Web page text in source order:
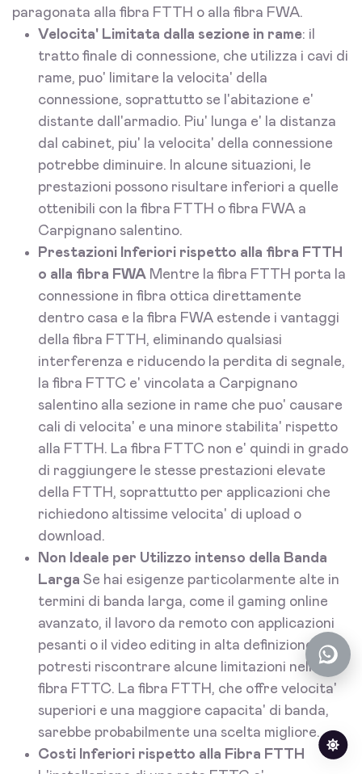
paragonata alla fibra FTTH o alla fibra FWA.
Velocita' Limitata dalla sezione in rame: il
tratto finale di connessione, che utilizza i cavi di
rame, puo' limitare la velocita' della
connessione, soprattutto se l'abitazione e'
distante dall'armadio. Piu' lunga e' la distanza
dal cabinet, piu' la velocita' della connessione
potrebbe diminuire. In alcune situazioni, le
prestazioni possono risultare inferiori a quelle
ottenibili con la fibra FTTH o fibra FWA a
Carpignano salentino.
Prestazioni Inferiori rispetto alla fibra FTTH
o alla fibra FWA Mentre la fibra FTTH porta la
connessione in fibra ottica direttamente
dentro casa e la fibra FWA estende i vantaggi
della fibra FTTH, eliminando qualsiasi
interferenza e riducendo la perdita di segnale,
la fibra FTTC e' vincolata a Carpignano
salentino alla sezione in rame che puo' causare
cali di velocita' e una minore stabilita' rispetto
alla FTTH. La fibra FTTC non e' quindi in grado
di raggiungere le stesse prestazioni elevate
della FTTH, soprattutto per applicazioni che
richiedono altissime velocita' di upload o
download.
Non Ideale per Utilizzo intenso della Banda
Larga Se hai esigenze particolarmente alte in
termini di banda larga, come il gaming online
avanzato, il lavoro da remoto con applicazioni
pesanti o il video editing in alta definizione,
potresti riscontrare alcune limitazioni nella
fibra FTTC. La fibra FTTH, che offre velocita'
superiori e una maggiore capacita' di banda,
sarebbe probabilmente una scelta migliore.
Costi Inferiori rispetto alla Fibra FTTH